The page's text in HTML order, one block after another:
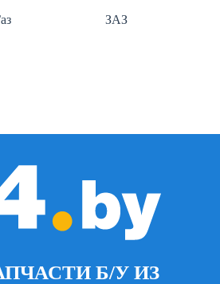
ЗАЗ
Б/У ИЗ